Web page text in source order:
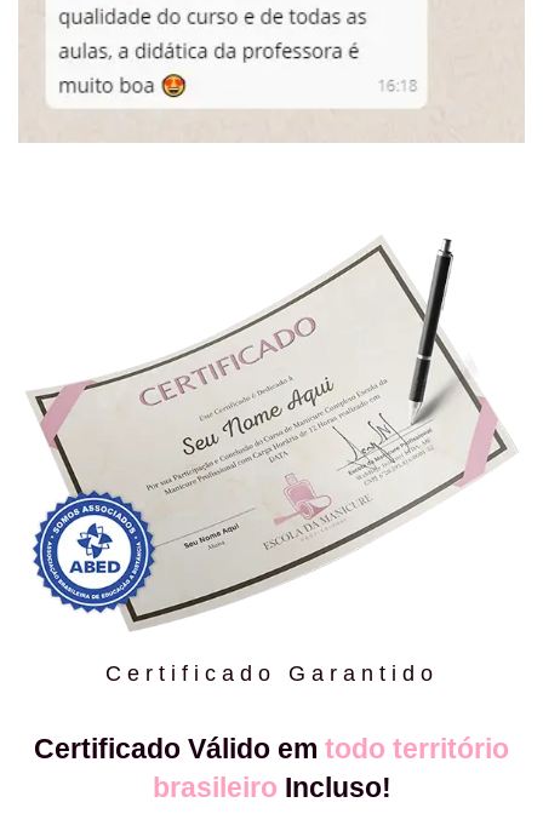
Certificado Garantido
Certificado Válido em todo território
brasileiro Incluso!